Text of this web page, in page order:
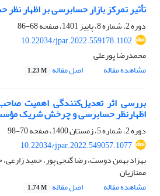
تأثیر تمرکز بازار حسابرسی بر اظهار
دوره 2، شماره 8، پاییز 1401، صفحه
68-86
10.22034/jpar.2022.559178.1102
محمدرضا پورعلی
مشاهده مقاله
اصل مقاله 1.23 M
بررسی اثر تعدیل‌کنندگی اهمیت
اظهارنظر حسابرسی و چرخش شریک
دوره 2، شماره 5، زمستان 1400، صفحه
70-98
10.22034/jpar.2022.549057.1077
بهزاد بهمن دوست، رضا گنجی پور، حمید
ممتازیان
مشاهده مقاله
اصل مقاله 1.74 M